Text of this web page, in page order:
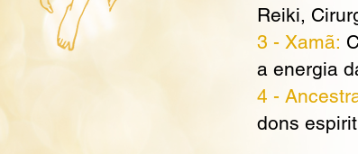
Reiki,
3 - Xamã:
a energia
4 -
dons